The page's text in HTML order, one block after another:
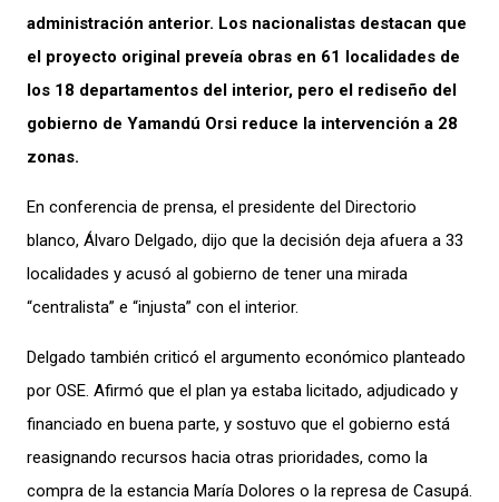
administración anterior. Los nacionalistas destacan que
el proyecto original preveía obras en 61 localidades de
los 18 departamentos del interior, pero el rediseño del
gobierno de Yamandú Orsi reduce la intervención a 28
zonas.
En conferencia de prensa, el presidente del Directorio
blanco, Álvaro Delgado, dijo que la decisión deja afuera a 33
localidades y acusó al gobierno de tener una mirada
“centralista” e “injusta” con el interior.
Delgado también criticó el argumento económico planteado
por OSE. Afirmó que el plan ya estaba licitado, adjudicado y
financiado en buena parte, y sostuvo que el gobierno está
reasignando recursos hacia otras prioridades, como la
compra de la estancia María Dolores o la represa de Casupá.